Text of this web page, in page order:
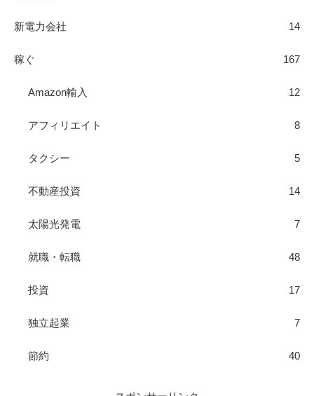
新電力会社 14
稼ぐ 167
Amazon輸入 12
アフィリエイト 8
タクシー 5
不動産投資 14
太陽光発電 7
就職・転職 48
投資 17
独立起業 7
節約 40